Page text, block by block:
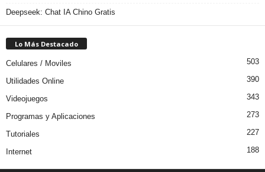
Deepseek: Chat IA Chino Gratis
Lo Más Destacado
Celulares / Moviles 503
Utilidades Online 390
Videojuegos 343
Programas y Aplicaciones 273
Tutoriales 227
Internet 188